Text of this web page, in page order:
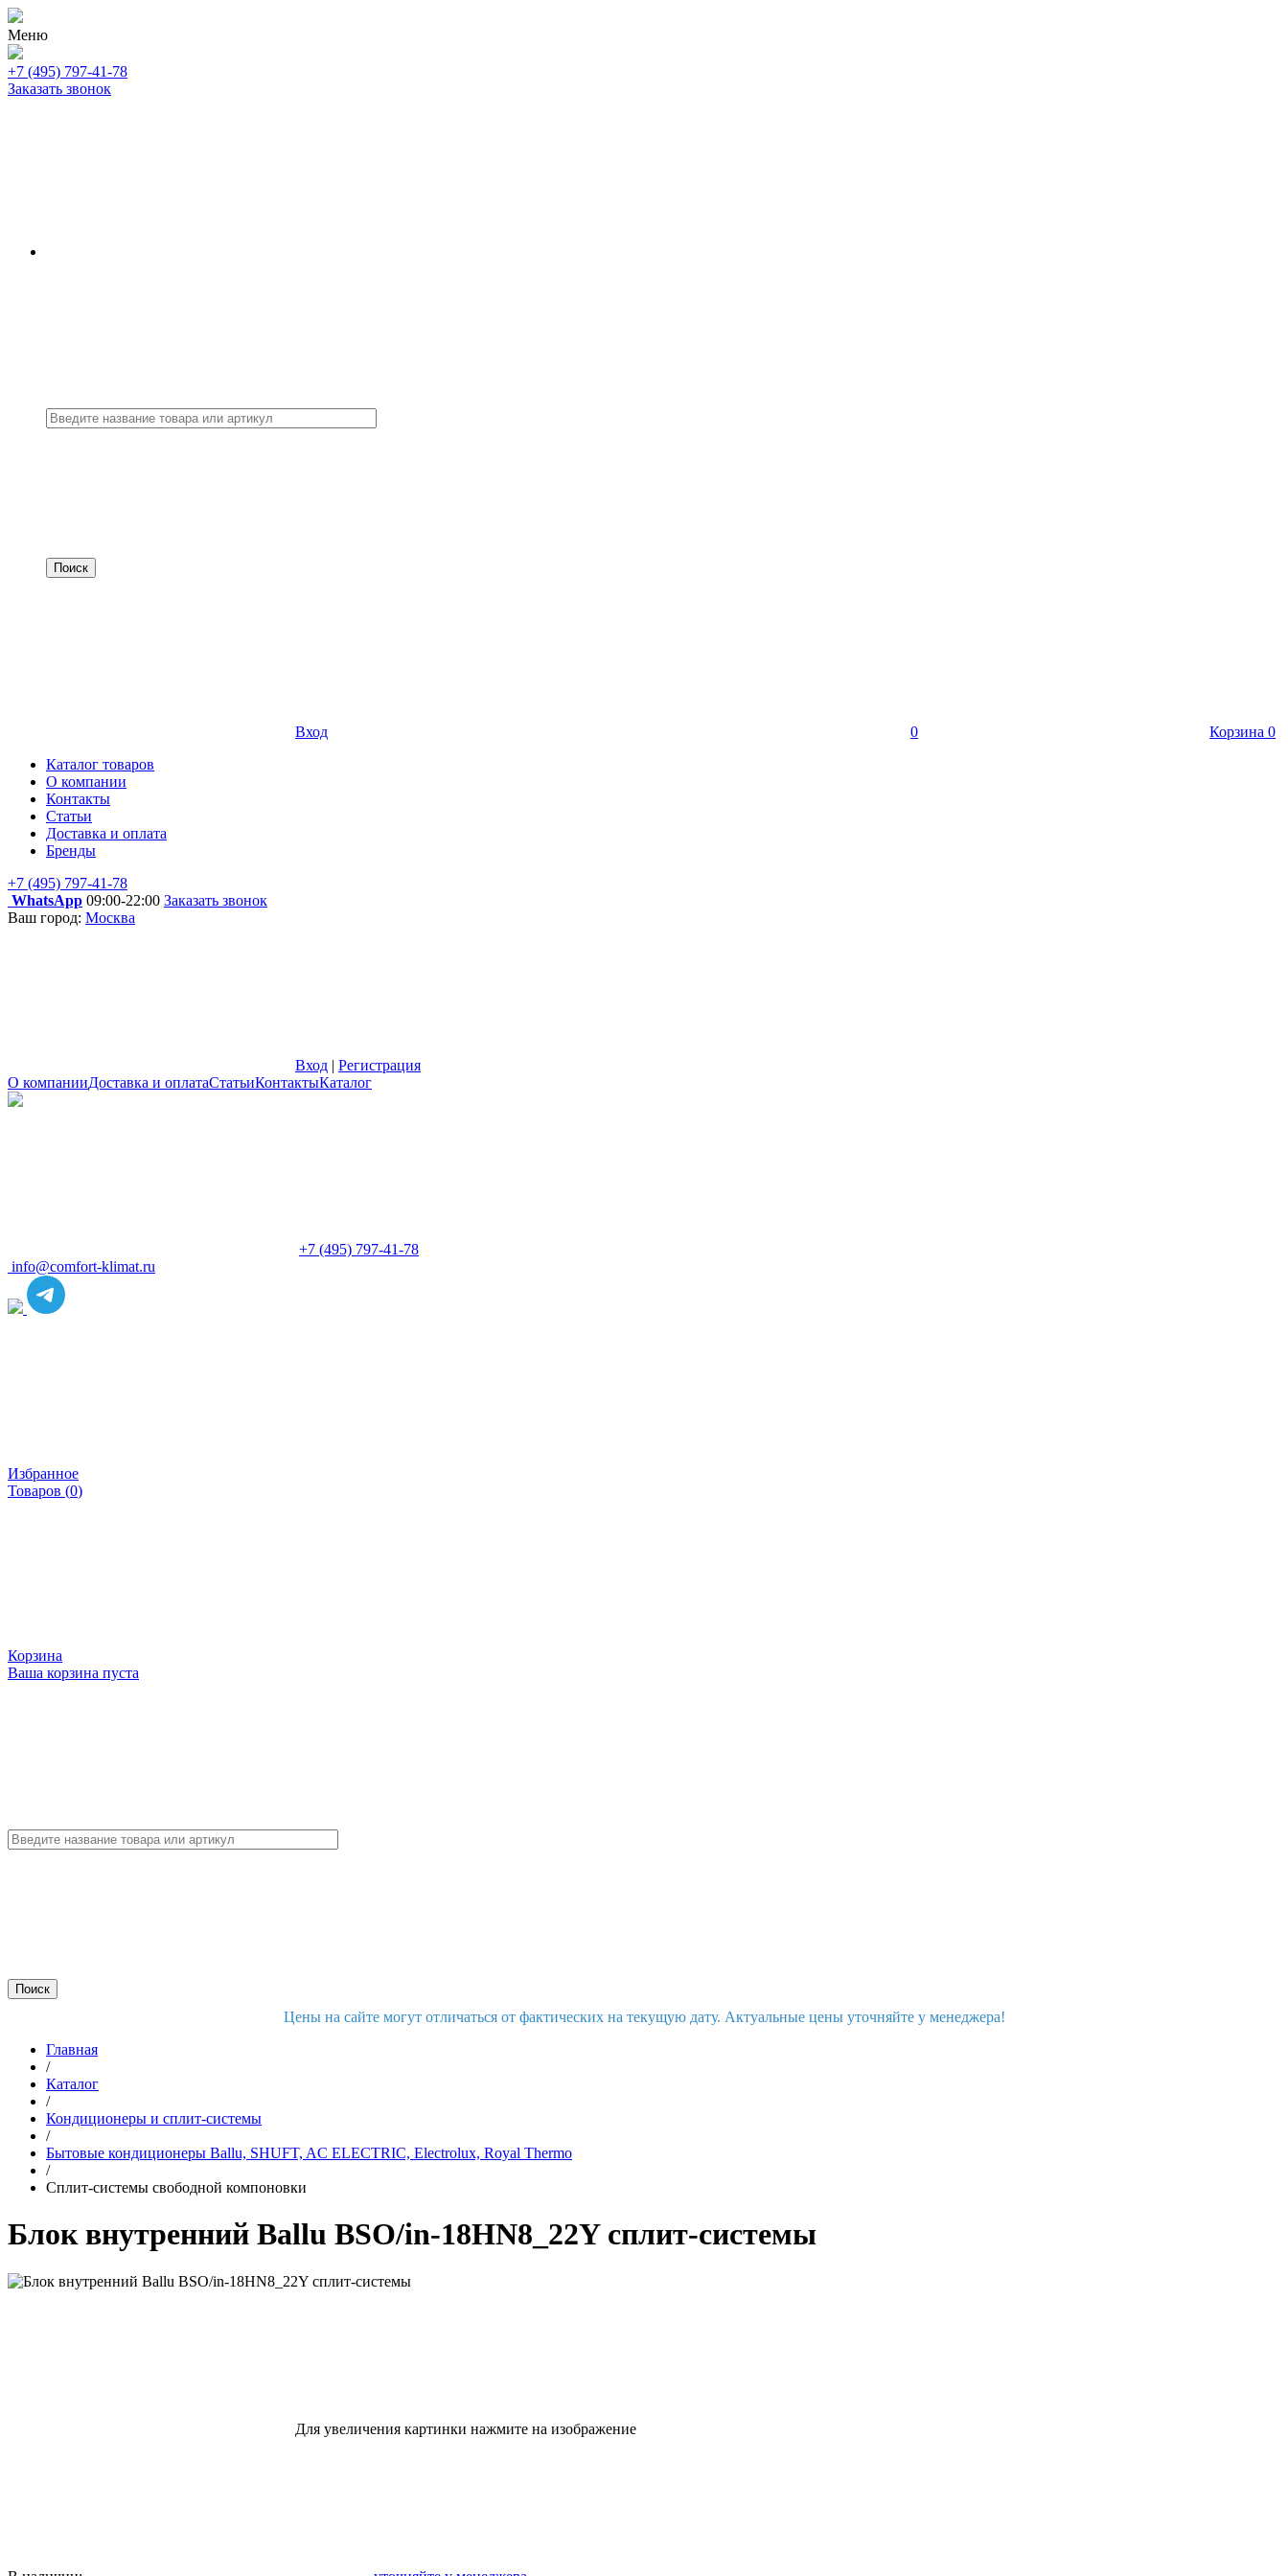
Меню
+7 (495) 797-41-78
Заказать звонок
Вход 0 Корзина 0
Каталог товаров
О компании
Контакты
Статьи
Доставка и оплата
Бренды
+7 (495) 797-41-78
WhatsApp 09:00-22:00 Заказать звонок
Ваш город: Москва
Вход | Регистрация
О компанииДоставка и оплатаСтатьиКонтактыКаталог
+7 (495) 797-41-78
info@comfort-klimat.ru
Избранное
Товаров (0)
Корзина
Ваша корзина пуста
Цены на сайте могут отличаться от фактических на текущую дату. Актуальные цены уточняйте у менеджера!
Главная
/
Каталог
/
Кондиционеры и сплит-системы
/
Бытовые кондиционеры Ballu, SHUFT, AC ELECTRIC, Electrolux, Royal Thermo
/
Сплит-системы свободной компоновки
Блок внутренний Ballu BSO/in-18HN8_22Y сплит-системы
Для увеличения картинки нажмите на изображение